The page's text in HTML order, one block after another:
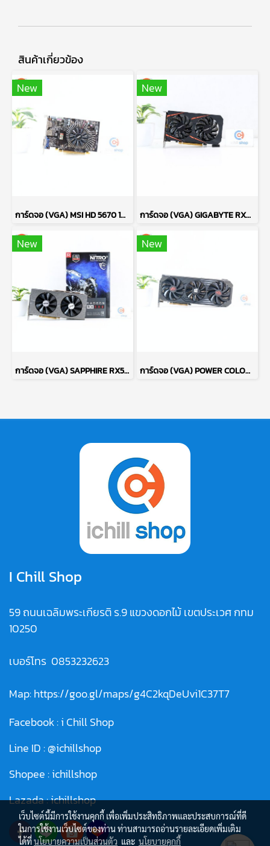
สินค้าเกี่ยวข้อง
New
การ์ดจอ (VGA) MSI HD 5670 1GB 1F GDDR5 P17666
New
การ์ดจอ (VGA) GIGABYTE RX460 2GB 2F WINDFORCE OC P16102
New
การ์ดจอ (VGA) SAPPHIRE RX580 8GB 2F NITRO+ P12194
New
การ์ดจอ (VGA) POWER COLOR RED DEVIL RX6700XT 12GB 3F P15085
I Chill Shop
59 ถนนเฉลิมพระเกียรติ ร.9 แขวงดอกไม้ เขตประเวศ กทม
10250
เบอร์โทร 0853232623
Map:https://goo.gl/maps/g4C2kqDeUvi1C37T7
Facebook :i Chill Shop
Line ID :@ichillshop
Shopee :ichillshop
Lazada :ichillshop
เว็บไซต์นี้มีการใช้งานคุกกี้ เพื่อเพิ่มประสิทธิภาพและประสบการณ์ที่ดี
ในการใช้งานเว็บไซต์ของท่าน ท่านสามารถอ่านรายละเอียดเพิ่มเติม
ได้ที่นโยบายความเป็นส่วนตัว และ นโยบายคุกกี้